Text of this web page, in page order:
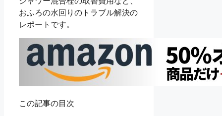
おふろの水回りのトラブル解決の
レポートです。
この記事の目次